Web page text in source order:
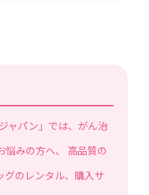
ャパン」では、がん治
みの方へ、 高品質の
グのレンタル、購入サ